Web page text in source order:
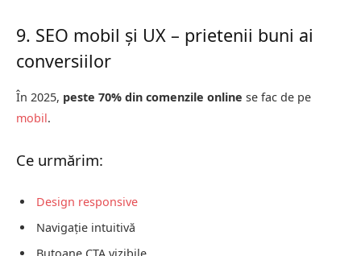
9. SEO mobil și UX – prietenii buni ai
conversiilor
În 2025, peste 70% din comenzile online se fac de pe
mobil.
Ce urmărim:
Design responsive
Navigație intuitivă